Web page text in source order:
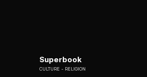
Superbook
CULTURE RELIGION